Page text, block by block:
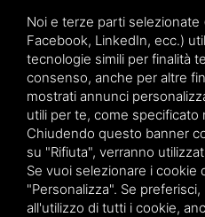
TEAMWORK S.R.L. | VIA
TEL.0321 391066–
P.IVA.
VIA GIOVANNI BATTISTA
TEL.02
Noi e terze parti
Facebook, LinkedIn, ecc.)
tecnologie simili per finalità
consenso, anche per altre
mostrati annunci
utili per te, come specificato
Chiudendo questo banner
su "Rifiuta", verranno
Se vuoi selezionare i cookie
"Personalizza". Se
all'utilizzo di tutti i cookie,